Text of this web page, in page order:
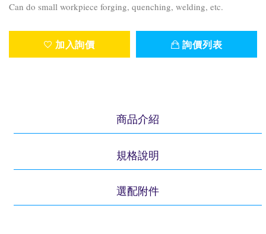
Can do small workpiece forging, quenching, welding, etc.
加入詢價 詢價列表
商品介紹
規格說明
選配附件